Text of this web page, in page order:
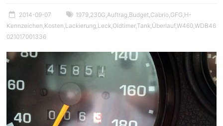
2014-09-07 1979,230G,Auftrag,Budget,Cabrio,GFG,H-
Kennzeichen,Kosten,Lackierung,Leck,Oldtimer,Tank,Überlauf,W460,WDB46
021017001336